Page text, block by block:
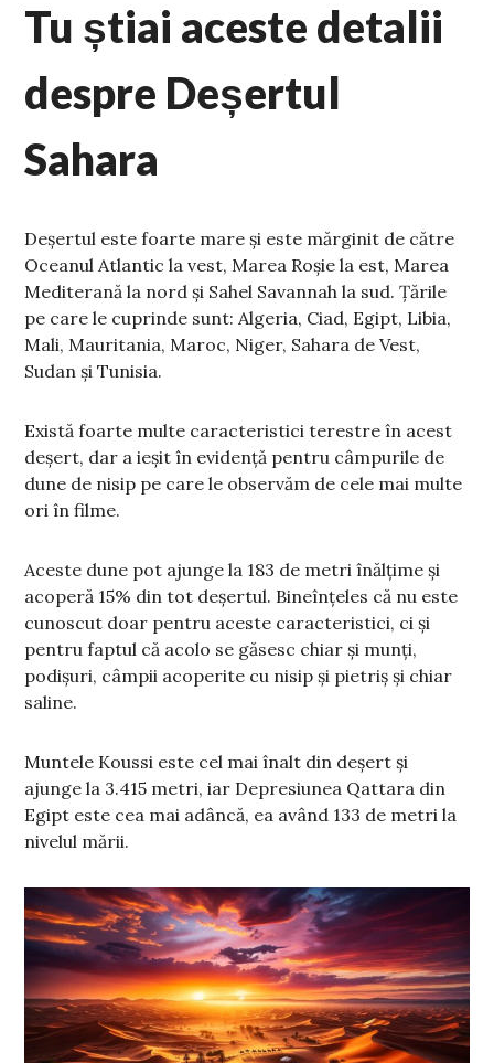
Tu știai aceste detalii
despre Deșertul
Sahara
Deșertul este foarte mare și este mărginit de către
Oceanul Atlantic la vest, Marea Roșie la est, Marea
Mediterană la nord și Sahel Savannah la sud. Țările
pe care le cuprinde sunt: Algeria, Ciad, Egipt, Libia,
Mali, Mauritania, Maroc, Niger, Sahara de Vest,
Sudan și Tunisia.
Există foarte multe caracteristici terestre în acest
deșert, dar a ieșit în evidență pentru câmpurile de
dune de nisip pe care le observăm de cele mai multe
ori în filme.
Aceste dune pot ajunge la 183 de metri înălțime și
acoperă 15% din tot deșertul. Bineînțeles că nu este
cunoscut doar pentru aceste caracteristici, ci și
pentru faptul că acolo se găsesc chiar și munți,
podișuri, câmpii acoperite cu nisip și pietriș și chiar
saline.
Muntele Koussi este cel mai înalt din deșert și
ajunge la 3.415 metri, iar Depresiunea Qattara din
Egipt este cea mai adâncă, ea având 133 de metri la
nivelul mării.